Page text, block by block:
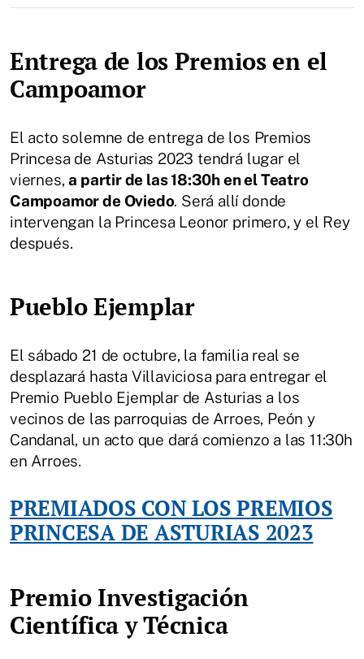
Entrega de los Premios en el
Campoamor
El acto solemne de entrega de los Premios
Princesa de Asturias 2023 tendrá lugar el
viernes,a partir de las 18:30h en el Teatro
Campoamor de Oviedo. Será allí donde
intervengan la Princesa Leonor primero, y el Rey
después.
Pueblo Ejemplar
El sábado 21 de octubre, la familia real se
desplazará hasta Villaviciosa para entregar el
Premio Pueblo Ejemplar de Asturias a los
vecinos de las parroquias de Arroes, Peón y
Candanal, un acto que dará comienzo a las 11:30h
en Arroes.
PREMIADOS CON LOS PREMIOS
PRINCESA DE ASTURIAS 2023
Premio Investigación
Científica y Técnica